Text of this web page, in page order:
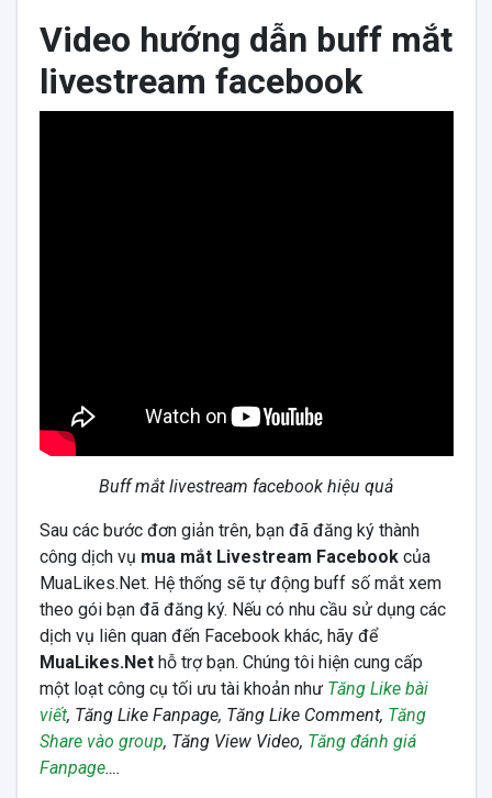
Video hướng dẫn buff mắt
livestream facebook
Buff mắt livestream facebook hiệu quả
Sau các bước đơn giản trên, bạn đã đăng ký thành
công dịch vụ mua mắt Livestream Facebook của
MuaLikes.Net. Hệ thống sẽ tự động buff số mắt xem
theo gói bạn đã đăng ký. Nếu có nhu cầu sử dụng các
dịch vụ liên quan đến Facebook khác, hãy để
MuaLikes.Net hỗ trợ bạn. Chúng tôi hiện cung cấp
một loạt công cụ tối ưu tài khoản như Tăng Like bài
viết, Tăng Like Fanpage, Tăng Like Comment, Tăng
Share vào group, Tăng View Video, Tăng đánh giá
Fanpage….